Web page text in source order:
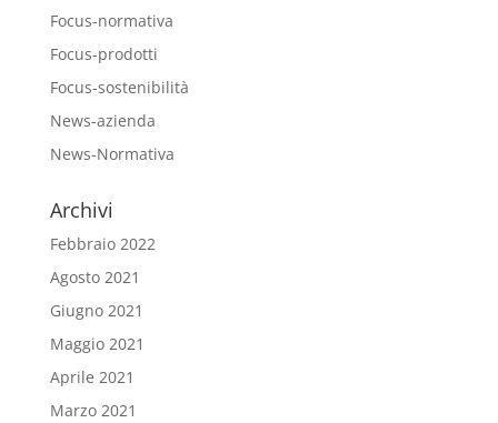
Focus-normativa
Focus-prodotti
Focus-sostenibilità
News-azienda
News-Normativa
Archivi
Febbraio 2022
Agosto 2021
Giugno 2021
Maggio 2021
Aprile 2021
Marzo 2021